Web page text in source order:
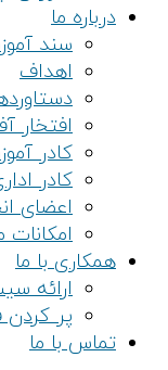
درباره ما
سند
اهداف
افتخار
کادر
کادر
اعضای
همکاری با ما
ارائه
پر کردن
تماس با ما